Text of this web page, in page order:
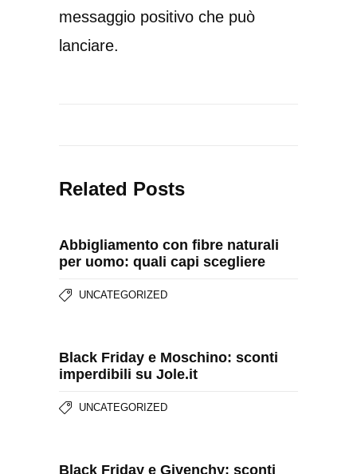
messaggio positivo che può
lanciare.
Related Posts
Abbigliamento con fibre naturali
per uomo: quali capi scegliere
UNCATEGORIZED
Black Friday e Moschino: sconti
imperdibili su Jole.it
UNCATEGORIZED
Black Friday e Givenchy: sconti